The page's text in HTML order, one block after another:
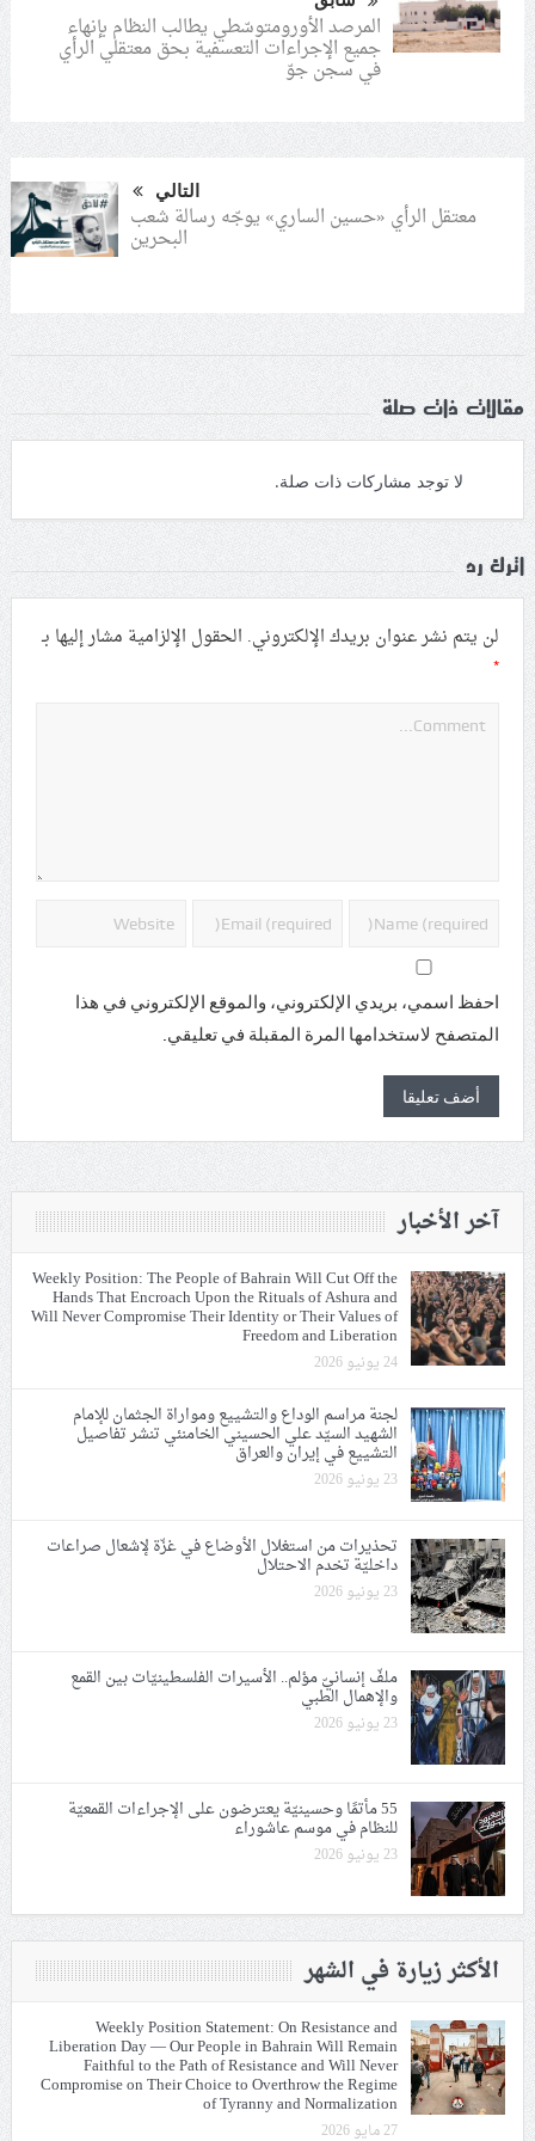
المرصد الأورومتوسّطي يطالب النظام بإنهاء
جميع الإجراءات التعسفية بحق معتقلي الرأي
في سجن جوّ
التالي
معتقل الرأي «حسين الساري» يوجّه رسالة شعب
البحرين
مقالات ذات صلة
لا توجد مشاركات ذات صلة.
اترك رد
لن يتم نشر عنوان بريدك الإلكتروني. الحقول الإلزامية مشار إليها بـ
*
احفظ اسمي، بريدي الإلكتروني، والموقع الإلكتروني في هذا
المتصفح لاستخدامها المرة المقبلة في تعليقي.
آخر الأخبار
Weekly Position: The People of Bahrain Will Cut Off the
Hands That Encroach Upon the Rituals of Ashura and
Will Never Compromise Their Identity or Their Values of
Freedom and Liberation
24 يونيو 2026
لجنة مراسم الوداع والتشييع ومواراة الجثمان للإمام
الشهيد السيّد علي الحسيني الخامنئي تنشر تفاصيل
التشييع في إيران والعراق
23 يونيو 2026
تحذيرات من استغلال الأوضاع في غزّة لإشعال صراعات
داخليّة تخدم الاحتلال
23 يونيو 2026
ملفّ إنسانيّ مؤلم.. الأسيرات الفلسطينيّات بين القمع
والإهمال الطبي
23 يونيو 2026
55 مأتمًا وحسينيّة يعترضون على الإجراءات القمعيّة
للنظام في موسم عاشوراء
23 يونيو 2026
الأكثر زيارة في الشهر
Weekly Position Statement: On Resistance and
Liberation Day — Our People in Bahrain Will Remain
Faithful to the Path of Resistance and Will Never
Compromise on Their Choice to Overthrow the Regime
of Tyranny and Normalization
27 مايو 2026